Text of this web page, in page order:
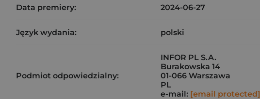
Data premiery: 2024-06-27
Język wydania: polski
Podmiot odpowiedzialny:
INFOR PL S.A.
Burakowska 14
01-066 Warszawa
PL
e-mail: [email protected]